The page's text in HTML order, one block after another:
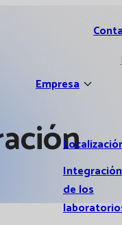
Empresa
Integración
de los